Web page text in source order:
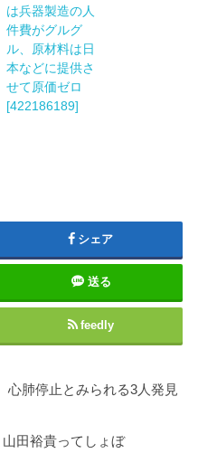
は兵器製造の人
件費がグルグ
ル、原材料は日
本などに提供さ
せて原価ゼロ
[422186189]
シェア
送る
feedly
肺停止とみられる3人発見
田裕貴ってしょぼ